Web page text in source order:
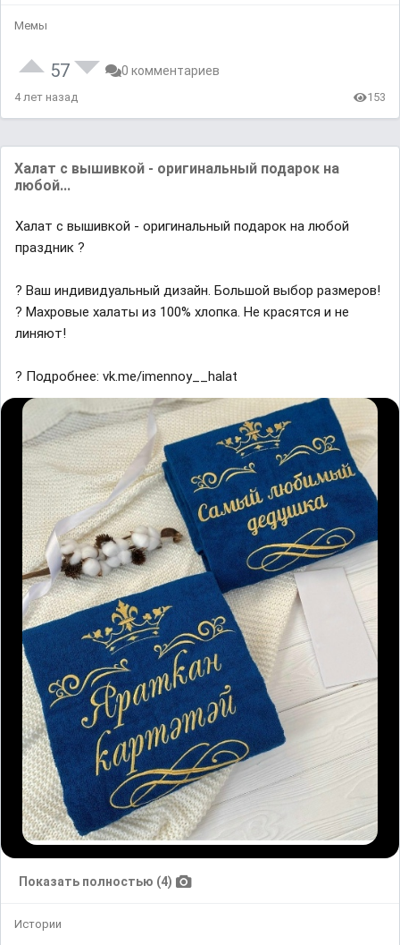
Мемы
57 0 комментариев
4 лет назад 153
Халат с вышивкой - оригинальный подарок на
любой...
Халат с вышивкой - оригинальный подарок на любой
праздник ?
? Ваш индивидуальный дизайн. Большой выбор размеров!
? Махровые халаты из 100% хлопка. Не красятся и не
линяют!
? Подробнее: vk.me/imennoy__halat
Показать полностью (4)
Истории